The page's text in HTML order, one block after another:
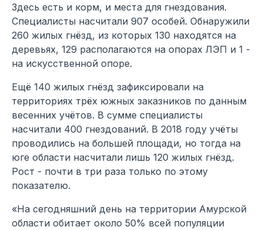
Здесь есть и корм, и места для гнездования.
Специалисты насчитали 907 особей. Обнаружили
260 жилых гнёзд, из которых 130 находятся на
деревьях, 129 располагаются на опорах ЛЭП и 1 -
на искусственной опоре.
Ещё 140 жилых гнёзд зафиксировали на
территориях трёх южных заказников по данным
весенних учётов. В сумме специалисты
насчитали 400 гнездований. В 2018 году учёты
проводились на большей площади, но тогда на
юге области насчитали лишь 120 жилых гнёзд.
Рост - почти в три раза только по этому
показателю.
«На сегодняшний день на территории Амурской
области обитает около 50% всей популяции